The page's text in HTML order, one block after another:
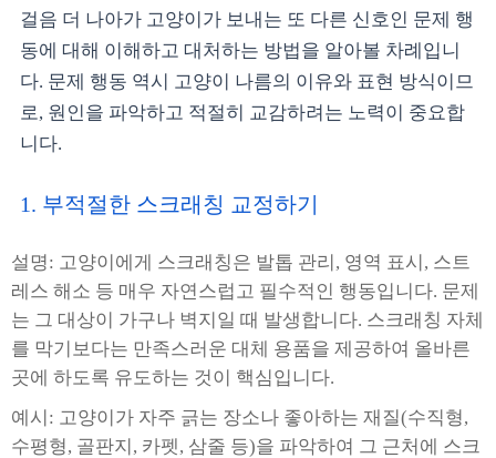
걸음 더 나아가 고양이가 보내는 또 다른 신호인 문제 행
동에 대해 이해하고 대처하는 방법을 알아볼 차례입니
다. 문제 행동 역시 고양이 나름의 이유와 표현 방식이므
로, 원인을 파악하고 적절히 교감하려는 노력이 중요합
니다.
1. 부적절한 스크래칭 교정하기
설명: 고양이에게 스크래칭은 발톱 관리, 영역 표시, 스트
레스 해소 등 매우 자연스럽고 필수적인 행동입니다. 문제
는 그 대상이 가구나 벽지일 때 발생합니다. 스크래칭 자체
를 막기보다는 만족스러운 대체 용품을 제공하여 올바른
곳에 하도록 유도하는 것이 핵심입니다.
예시: 고양이가 자주 긁는 장소나 좋아하는 재질(수직형,
수평형, 골판지, 카펫, 삼줄 등)을 파악하여 그 근처에 스크